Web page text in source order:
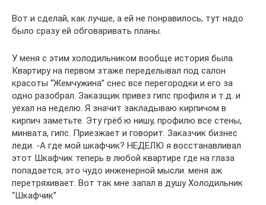
Вот и сделай, как лучше, а ей не понравилось, тут надо
было сразу ей обговаривать планы.
У меня с этим холодильником вообще история была.
Квартиру на первом зтаже переделывал под салон
красоты “Жемчужина” снес все перегородки и его за
одно разобрал. Заказщик привез гипс профиля и т.д. и
уехал на неделю. Я значит закладываю кирпичом в
кирпич заметьте. Эту грёб.ю нишу, профилю все стены,
минвата, гипс. Приезжает и говорит. Заказчик бизнес
леди. -А где мой шкафчик? НЕДЕЛЮ я восстанавливал
этот Шкафчик теперь в любой квартире где на глаза
попадается, это чудо инженерной мысли. меня аж
перетряхивает. Вот так мне запал в душу Холодильник
“Шкафчик”